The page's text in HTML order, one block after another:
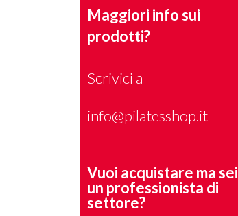
Maggiori info sui
prodotti?
Scrivici a
info@pilatesshop.it
Vuoi acquistare ma sei
un professionista di
settore?